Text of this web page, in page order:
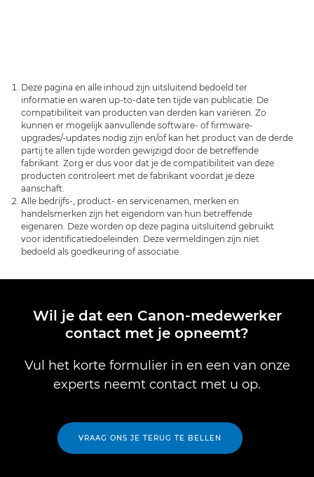
Deze pagina en alle inhoud zijn uitsluitend bedoeld ter
informatie en waren up-to-date ten tijde van publicatie. De
compatibiliteit van producten van derden kan variëren. Zo
kunnen er mogelijk aanvullende software- of firmware-
upgrades/-updates nodig zijn en/of kan het product van de derde
partij te allen tijde worden gewijzigd door de betreffende
fabrikant. Zorg er dus voor dat je de compatibiliteit van deze
producten controleert met de fabrikant voordat je deze
aanschaft.
Alle bedrijfs-, product- en servicenamen, merken en
handelsmerken zijn het eigendom van hun betreffende
eigenaren. Deze worden op deze pagina uitsluitend gebruikt
voor identificatiedoeleinden. Deze vermeldingen zijn niet
bedoeld als goedkeuring of associatie.
Wil je dat een Canon-medewerker
contact met je opneemt?
Vul het korte formulier in en een van onze
experts neemt contact met u op.
VRAAG ONS JE TERUG TE BELLEN